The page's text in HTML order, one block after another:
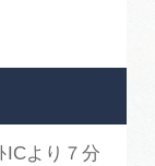
ICより７分